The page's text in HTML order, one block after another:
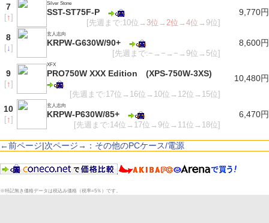
7
[↑]
Silver Stone
SST-ST75F-P
[先週まで:10位→ 3位 →2位 →4位 →9位]
9,770円
8
[↓]
玄人志向
KRPW-G630W/90+
[先週まで:−→−→−→9位→5位]
8,600円
9
[↑]
XFX
PRO750W XXX Edition (XPS-750W-3XS)
[先週まで:17位→16位→10位→12位→15位]
10,480円
10
[↑]
玄人志向
KRPW-P630W/85+
[先週まで:14位→17位→9位→11位→18位]
6,470円
←前ページ|次ページ→：その他のPCケース/電源
※特記無き価格データは税込み価格（税率=5％）です。